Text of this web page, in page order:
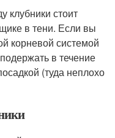
клубники стоит
в тени. Если вы
корневой системой
в течение
(туда неплохо